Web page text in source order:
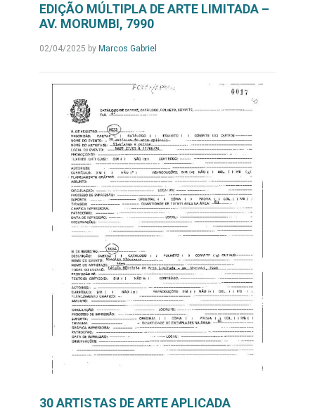
EDIÇÃO MÚLTIPLA DE ARTE LIMITADA –
AV. MORUMBI, 7990
02/04/2025 by Marcos Gabriel
30 ARTISTAS DE ARTE APLICADA